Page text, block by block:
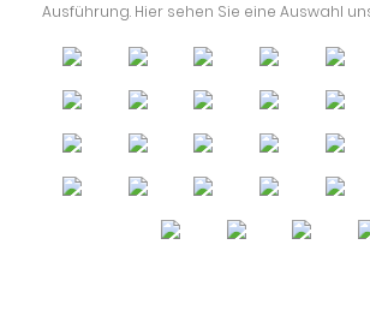
Ausführung. Hier sehen Sie eine Auswahl